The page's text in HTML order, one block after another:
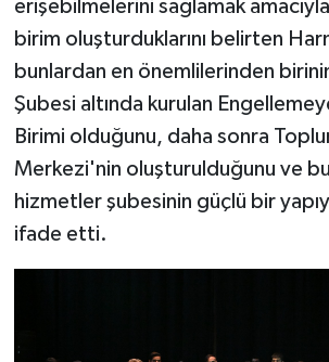
erişebilmelerini sağlamak
birim oluşturduklarını belirten
bunlardan en önemlilerinden
Şubesi altında kurulan
Birimi olduğunu, daha sonra
Merkezi'nin oluşturulduğunu ve
hizmetler şubesinin güçlü bir
ifade etti.